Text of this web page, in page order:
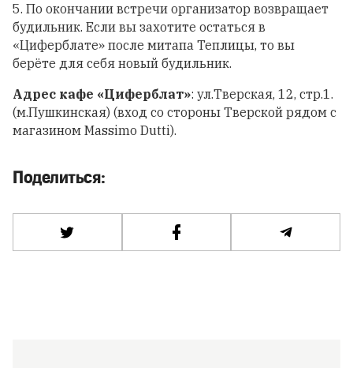
5. По окончании встречи организатор возвращает
будильник. Если вы захотите остаться в
«Циферблате» после митапа Теплицы, то вы
берёте для себя новый будильник.
Адрес кафе «Циферблат»: ул.Тверская, 12, стр.1.
(м.Пушкинская) (вход со стороны Тверской рядом с
магазином Massimo Dutti).
Поделиться: